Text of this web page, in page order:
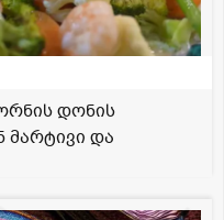
დონის
მარტივი და